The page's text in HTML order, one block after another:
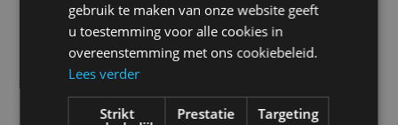
Rietveld enTrip Softwarewerken al meer dan 5 jaar
samen in de touringcarbranche, waardoor wij in de
afgelopen jaren bij vele touringcarbedrijven onze
boordcomputer oplossingen succesvol hebben
gebruik te maken van onze website geeft
u toestemming voor alle cookies in
overeenstemming met ons cookiebeleid.
Lees verder
Strikt
Prestatie Targeting